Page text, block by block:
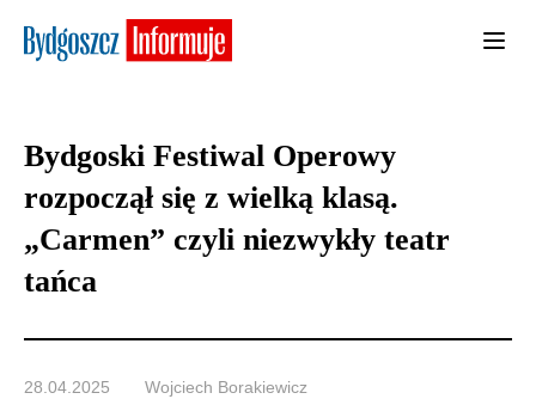
Bydgoski Festiwal Operowy
rozpoczął się z wielką klasą.
„Carmen” czyli niezwykły teatr
tańca
28.04.2025 Wojciech Borakiewicz